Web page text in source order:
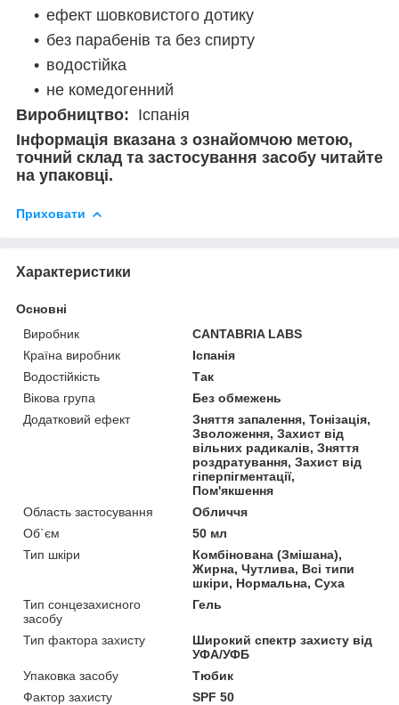
ефект шовковистого дотику
без парабенів та без спирту
водостійка
не комедогенний
Виробництво: Іспанія
Інформація вказана з ознайомчою метою,
точний склад та застосування засобу читайте
на упаковці.
Приховати
Характеристики
Основні
Виробник
CANTABRIA LABS
Країна виробник
Іспанія
Водостійкість
Так
Вікова група
Без обмежень
Додатковий ефект
Зняття запалення, Тонізація,
Зволоження, Захист від
вільних радикалів, Зняття
роздратування, Захист від
гіперпігментації,
Пом'якшення
Область застосування
Обличчя
Об`єм
50 мл
Тип шкіри
Комбінована (Змішана),
Жирна, Чутлива, Всі типи
шкіри, Нормальна, Суха
Тип сонцезахисного
засобу
Гель
Тип фактора захисту
Широкий спектр захисту від
УФА/УФБ
Упаковка засобу
Тюбик
Фактор захисту
SPF 50